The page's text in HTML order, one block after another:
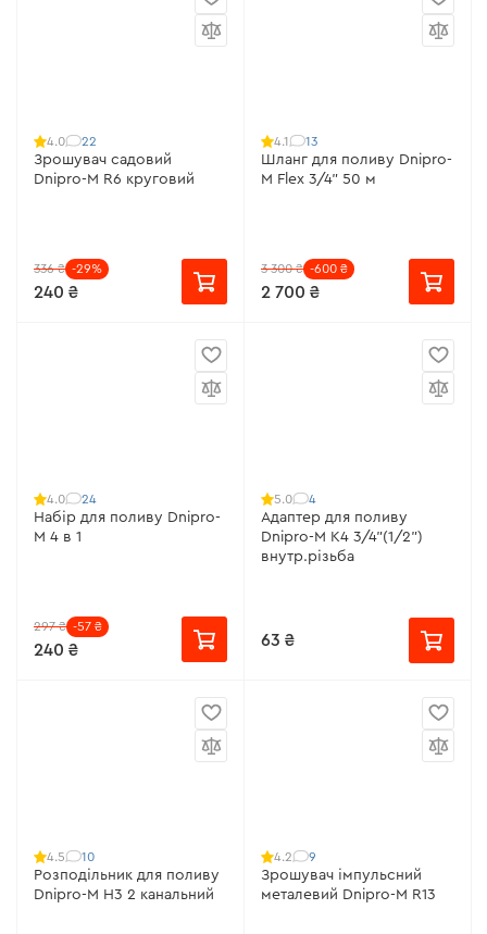
4.0 22
Зрошувач садовий
Dnipro-M R6 круговий
336 ₴ -29%
240 ₴
4.1 13
Шланг для поливу Dnipro-
M Flex 3/4" 50 м
3 300 ₴ -600 ₴
2 700 ₴
4.0 24
Набір для поливу Dnipro-
M 4 в 1
297 ₴ -57 ₴
240 ₴
5.0 4
Адаптер для поливу
Dnipro-M К4 3/4"(1/2")
внутр.різьба
63 ₴
4.5 10
Розподільник для поливу
Dnipro-M H3 2 канальний
4.2 9
Зрошувач імпульсний
металевий Dnipro-M R13